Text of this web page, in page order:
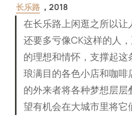
长乐路 ，2018
在长乐路上闲逛之所以让
还要多亏像CK这样的人
的理想和情怀，支撑起这
琅满目的各色小店和咖啡
的外来者将各种梦想层
望有机会在大城市里将它